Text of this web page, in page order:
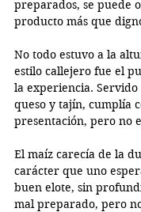
preparados, se puede
producto más que
No todo estuvo a la
estilo callejero fue el
la experiencia. Servido
queso y tajín, cumplía
presentación, pero no
El maíz carecía de la
carácter que uno
buen elote, sin
mal preparado, pero